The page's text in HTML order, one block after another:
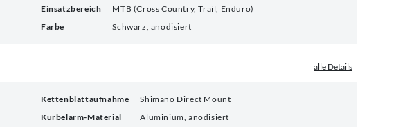
Einsatzbereich
MTB (Cross Country, Trail, Enduro)
Farbe
Schwarz, anodisiert
alle Details
Kettenblattaufnahme
Shimano Direct Mount
Kurbelarm-Material
Aluminium, anodisiert